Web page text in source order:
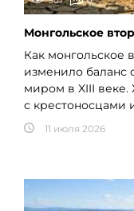
Монгольское
Как монгольское
изменило баланс
миром в XIII веке.
с крестоносцами
11 июля 2026